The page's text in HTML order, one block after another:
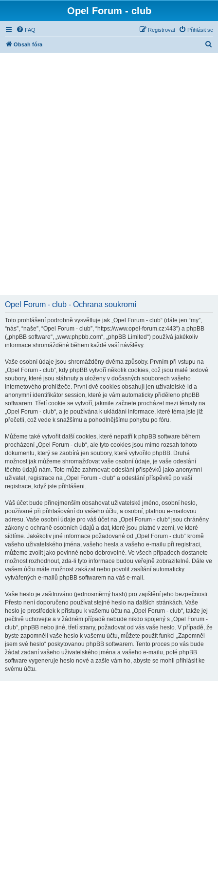
Opel Forum - club
FAQ Přihlásit se
Registrovat
Obsah fóra
Opel Forum - club - Ochrana soukromí
Toto prohlášení podrobně vysvětluje jak „Opel Forum - club“ (dále jen “my”,
“nás”, “naše”, “Opel Forum - club”, “https://www.opel-forum.cz:443”) a phpBB
(„phpBB software“, „www.phpbb.com“, „phpBB Limited“) používá jakékoliv
informace shromážděné během každé vaší návštěvy.
Vaše osobní údaje jsou shromážděny dvěma způsoby. Prvním při vstupu na
„Opel Forum - club“, kdy phpBB vytvoří několik cookies, což jsou malé textové
soubory, které jsou stáhnuty a uloženy v dočasných souborech vašeho
internetového prohlížeče. První dvě cookies obsahují jen uživatelské-id a
anonymní identifikátor session, které je vám automaticky přiděleno phpBB
softwarem. Třetí cookie se vytvoří, jakmile začnete procházet mezi tématy na
„Opel Forum - club“, a je používána k ukládání informace, které téma jste již
přečetli, což vede k snažšímu a pohodlnějšímu pohybu po fóru.
Můžeme také vytvořit další cookies, které nepatří k phpBB software během
procházení „Opel Forum - club“, ale tyto cookies jsou mimo rozsah tohoto
dokumentu, který se zaobírá jen soubory, které vytvořilo phpBB. Druhá
možnost jak můžeme shromažďovat vaše osobní údaje, je vaše odeslání
těchto údajů nám. Toto může zahrnovat: odeslání příspěvků jako anonymní
uživatel, registrace na „Opel Forum - club“ a odeslání příspěvků po vaší
registrace, když jste přihlášeni.
Váš účet bude přinejmenším obsahovat uživatelské jméno, osobní heslo,
používané při přihlašování do vašeho účtu, a osobní, platnou e-mailovou
adresu. Vaše osobní údaje pro váš účet na „Opel Forum - club“ jsou chráněny
zákony o ochraně osobních údajů a dat, které jsou platné v zemi, ve které
sídlíme. Jakékoliv jiné informace požadované od „Opel Forum - club“ kromě
vašeho uživatelského jména, vašeho hesla a vašeho e-mailu při registraci,
můžeme zvolit jako povinné nebo dobrovolné. Ve všech případech dostanete
možnost rozhodnout, zda-li tyto informace budou veřejně zobrazitelné. Dále ve
vašem účtu máte možnost zakázat nebo povolit zasílání automaticky
vytvářených e-mailů phpBB softwarem na váš e-mail.
Vaše heslo je zašifrováno (jednosměrný hash) pro zajištění jeho bezpečnosti.
Přesto není doporučeno používat stejné heslo na dalších stránkách. Vaše
heslo je prostředek k přístupu k vašemu účtu na „Opel Forum - club“, takže jej
pečlivě uchovejte a v žádném případě nebude nikdo spojený s „Opel Forum -
club“, phpBB nebo jiné, třetí strany, požadovat od vás vaše heslo. V případě, že
byste zapomněli vaše heslo k vašemu účtu, můžete použít funkci „Zapomněl
jsem své heslo“ poskytovanou phpBB softwarem. Tento proces po vás bude
žádat zadaní vašeho uživatelského jména a vašeho e-mailu, poté phpBB
software vygeneruje heslo nové a zašle vám ho, abyste se mohli přihlásit ke
svému účtu.